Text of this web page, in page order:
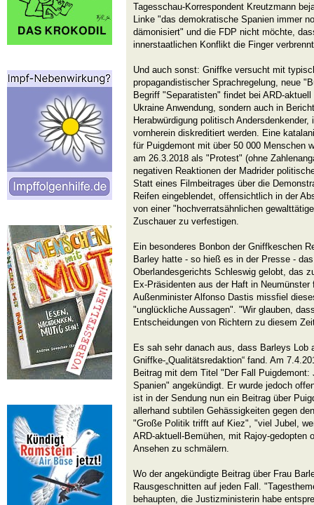
Tagesschau-Korrespondent Kreutzmann
Linke "das demokratische Spanien immer
dämonisiert" und die FDP nicht möchte,
innerstaatlichen Konflikt die Finger
Und auch sonst: Gniffke versucht mit
propagandistischer Sprachregelung, neue
Begriff "Separatisten" findet bei ARD-
Ukraine Anwendung, sondern auch in
Herabwürdigung politisch
vornherein diskreditiert werden. Eine
für Puigdemont mit über 50 000 Menschen
am 26.3.2018 als "Protest" (ohne
negativen Reaktionen der Madrider
Statt eines Filmbeitrages über die
Reifen eingeblendet, offensichtlich in der
von einer "hochverratsähnlichen
Zuschauer zu verfestigen.
Ein besonderes Bonbon der Gniffkeschen
Barley hatte - so hieß es in der Presse -
Oberlandesgerichts Schleswig gelobt, das
Ex-Präsidenten aus der Haft in
Außenminister Alfonso Dastis missfiel
"unglückliche Aussagen". "Wir glauben,
Entscheidungen von Richtern zu diesem
Es sah sehr danach aus, dass Barleys Lob
Gniffke-„Qualitätsredaktion“ fand. Am
Beitrag mit dem Titel "Der Fall
Spanien" angekündigt. Er wurde jedoch
ist in der Sendung nun ein Beitrag über
allerhand subtilen Gehässigkeiten gegen
"Große Politik trifft auf Kiez", "viel Jubel,
ARD-aktuell-Bemühen, mit Rajoy-gedopten
Ansehen zu schmälern.
Wo der angekündigte Beitrag über Frau
Rausgeschnitten auf jeden Fall.
behaupten, die Justizministerin habe